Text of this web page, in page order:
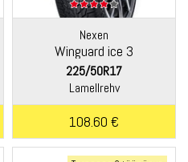
Nexen
Winguard ice 3
225/50R17
Lamellrehv
108.60 €